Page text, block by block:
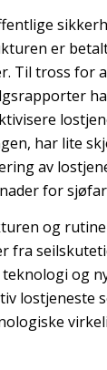
er
Til tross for
har lite
av
for
og
fra
og
lostjeneste